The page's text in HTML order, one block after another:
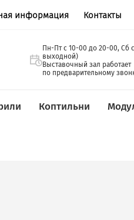
информация Контакты
Пн-Пт с
Коптильни